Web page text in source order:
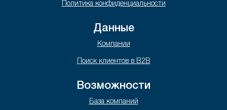
Политика конфиденциальности
Данные
Компании
Поиск клиентов в B2B
Возможности
База компаний